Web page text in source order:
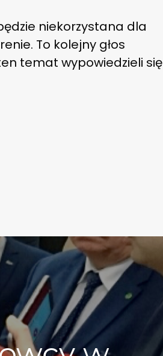
niekorzystana dla
To kolejny głos
temat wypowiedzieli się